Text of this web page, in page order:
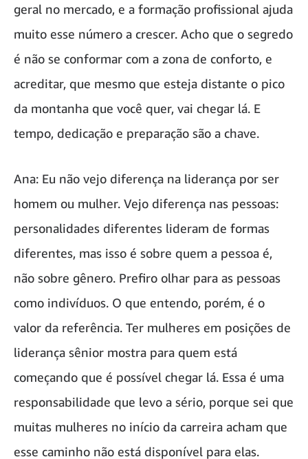
geral no mercado, e a formação profissional ajuda
muito esse número a crescer. Acho que o segredo
é não se conformar com a zona de conforto, e
acreditar, que mesmo que esteja distante o pico
da montanha que você quer, vai chegar lá. E
tempo, dedicação e preparação são a chave.
Ana: Eu não vejo diferença na liderança por ser
homem ou mulher. Vejo diferença nas pessoas:
personalidades diferentes lideram de formas
diferentes, mas isso é sobre quem a pessoa é,
não sobre gênero. Prefiro olhar para as pessoas
como indivíduos. O que entendo, porém, é o
valor da referência. Ter mulheres em posições de
liderança sênior mostra para quem está
começando que é possível chegar lá. Essa é uma
responsabilidade que levo a sério, porque sei que
muitas mulheres no início da carreira acham que
esse caminho não está disponível para elas.